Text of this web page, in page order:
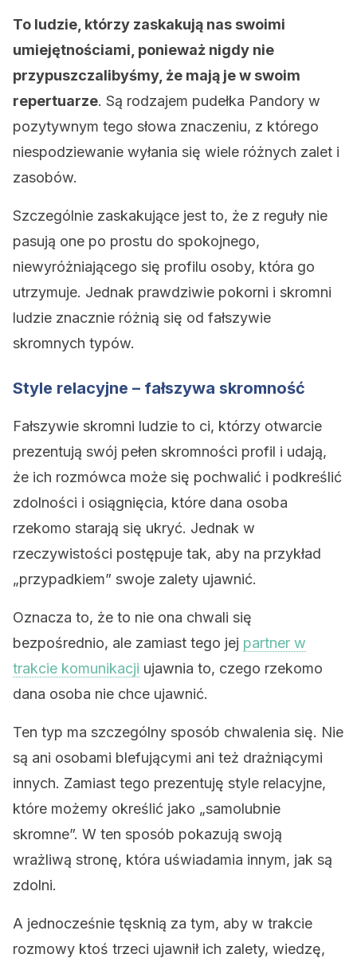
To ludzie, którzy zaskakują nas swoimi
umiejętnościami, ponieważ nigdy nie
przypuszczalibyśmy, że mają je w swoim
repertuarze. Są rodzajem pudełka Pandory w
pozytywnym tego słowa znaczeniu, z którego
niespodziewanie wyłania się wiele różnych zalet i
zasobów.
Szczególnie zaskakujące jest to, że z reguły nie
pasują one po prostu do spokojnego,
niewyróżniającego się profilu osoby, która go
utrzymuje. Jednak prawdziwie pokorni i skromni
ludzie znacznie różnią się od fałszywie
skromnych typów.
Style relacyjne – fałszywa skromność
Fałszywie skromni ludzie to ci, którzy otwarcie
prezentują swój pełen skromności profil i udają,
że ich rozmówca może się pochwalić i podkreślić
zdolności i osiągnięcia, które dana osoba
rzekomo starają się ukryć. Jednak w
rzeczywistości postępuje tak, aby na przykład
„przypadkiem” swoje zalety ujawnić.
Oznacza to, że to nie ona chwali się
bezpośrednio, ale zamiast tego jej partner w
trakcie komunikacji ujawnia to, czego rzekomo
dana osoba nie chce ujawnić.
Ten typ ma szczególny sposób chwalenia się. Nie
są ani osobami blefującymi ani też drażniącymi
innych. Zamiast tego prezentuję style relacyjne,
które możemy określić jako „samolubnie
skromne”. W ten sposób pokazują swoją
wrażliwą stronę, która uświadamia innym, jak są
zdolni.
A jednocześnie tęsknią za tym, aby w trakcie
rozmowy ktoś trzeci ujawnił ich zalety, wiedzę,